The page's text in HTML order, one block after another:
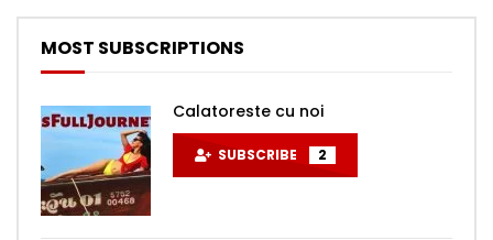
MOST SUBSCRIPTIONS
Calatoreste cu noi
SUBSCRIBE 2